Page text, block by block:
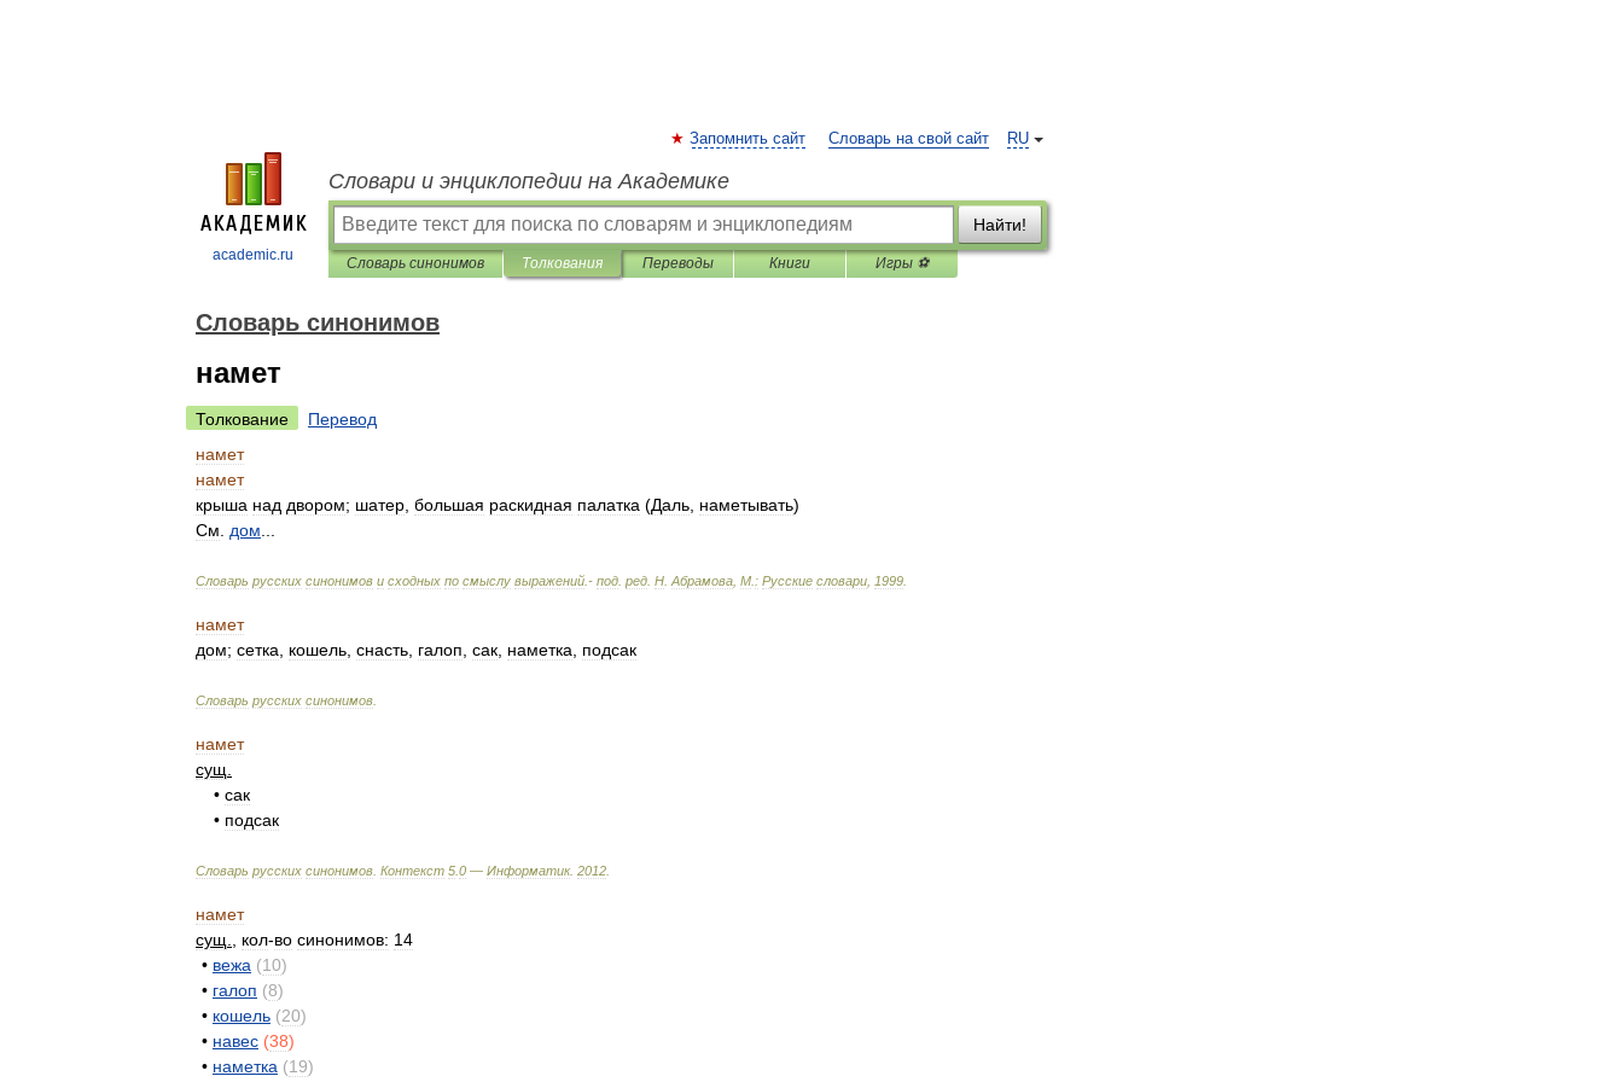
academic.ru
RU
Запомнить сайт Словарь на свой сайт
Словари и энциклопедии на Академике
Найти!
Словарь синонимов Толкования Переводы Книги Игры ⚽
Словарь синонимов
намет
Толкование
Перевод
намет
намет
крыша над двором; шатер большая раскидная палатка (Даль наметывать)
См
дом
Словарь русских синонимов и сходных по смыслу выражений .- под ред Н Абрамова М : Русские словари 1999
намет
дом; сетка кошель снасть галоп сак наметка подсак
Словарь русских синонимов
намет
сущ
• сак
• подсак
Словарь русских синонимов Контекст 5 0 — Информатик. 2012
намет
сущ
кол-во синонимов: 14
• вежа (10)
• галоп (8)
• кошель (20)
• навес (38)
• наметка (19)